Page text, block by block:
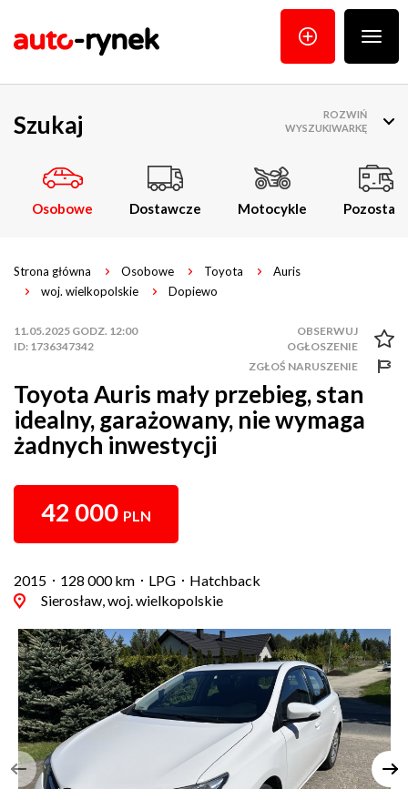
menu
Szukaj
Osobowe Dostawcze Motocykle Pozostałe
ROZWIŃ
WYSZUKIWARKĘ
Strona główna Osobowe Toyota
Auris
woj. wielkopolskie
Dopiewo
11.05.2025 GODZ. 12:00
ID: 1736347342
ZGŁOŚ NARUSZENIE
Toyota Auris mały przebieg, stan
idealny, garażowany, nie wymaga
żadnych inwestycji
42 000 PLN
2015 128 000 km LPG
Hatchback
Sierosław, woj. wielkopolskie